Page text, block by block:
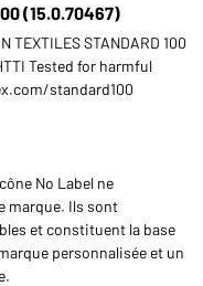
(15.0.70467)
TEXTILES STANDARD 100
Tested for harmful
standard100
No Label ne
marque. Ils sont
et constituent la base
personnalisée et un